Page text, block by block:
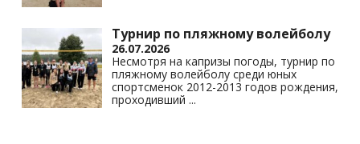
Турнир по пляжному волейболу
26.07.2026
Несмотря на капризы погоды, турнир по
пляжному волейболу среди юных
спортсменок 2012-2013 годов рождения,
проходивший ...